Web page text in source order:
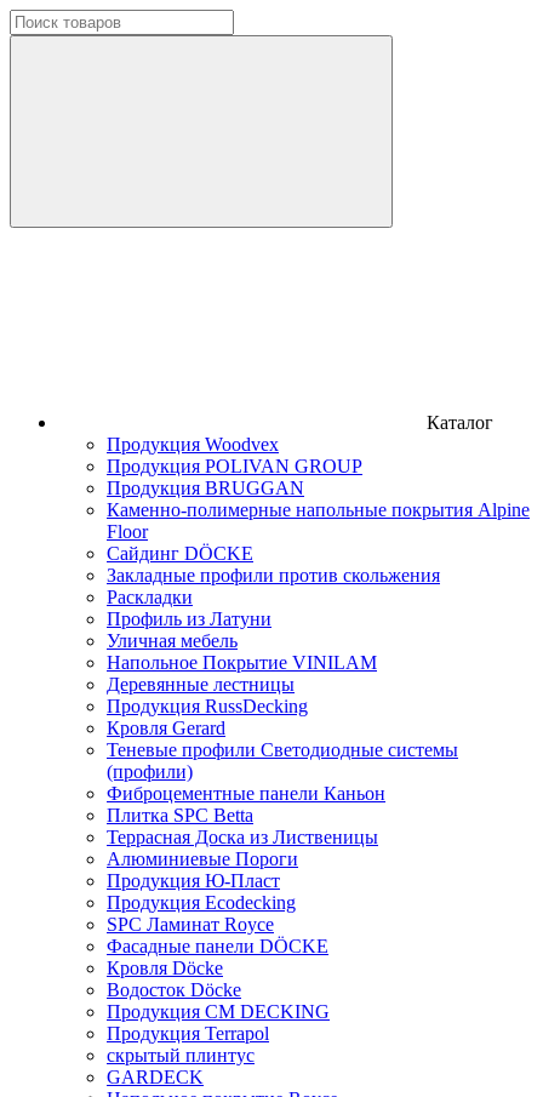
Каталог
Продукция Woodvex
Продукция POLIVAN GROUP
Продукция BRUGGAN
Каменно-полимерные напольные покрытия Alpine
Floor
Сайдинг DÖCKE
Закладные профили против скольжения
Раскладки
Профиль из Латуни
Уличная мебель
Напольное Покрытие VINILAM
Деревянные лестницы
Продукция RussDecking
Кровля Gerard
Теневые профили Светодиодные системы
(профили)
Фиброцементные панели Каньон
Плитка SPC Betta
Террасная Доска из Лиственицы
Алюминиевые Пороги
Продукция Ю-Пласт
Продукция Ecodecking
SPC Ламинат Royce
Фасадные панели DÖCKE
Кровля Döcke
Водосток Döcke
Продукция CM DECKING
Продукция Terrapol
скрытый плинтус
GARDECK